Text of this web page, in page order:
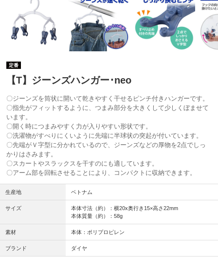
定番
【T】ジーンズハンガー･neo
〇ジーンズを筒状に開いて乾きやすく干せるピンチ付きハンガーです。
〇指先がフィットするように、つまみ部分を大きくして少しくぼませて
います。
〇開く時につまみやすく力が入りやすい形状です。
〇洗濯物がすべりにくいように先端に半球状の突起が付いています。
〇先端がＶ字型に分かれているので、ジーンズなどの厚物を2点でしっ
かりはさみます。
〇スカートやスラックスを干すのにも適しています。
〇アーム部を回転させることにより、コンパクトに収納できます。
生産地 ベトナム
サイズ
本体寸法（約）：横20x奥行き15×高さ22mm
本体質量（約）：58g
素材 本体：ポリプロピレン
ブランド ダイヤ